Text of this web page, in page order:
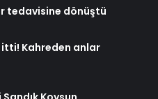
tedavisine dönüştü
itti! Kahreden anlar